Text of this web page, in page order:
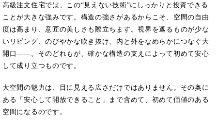
高級注文住宅では、この“見えない技術”にしっかりと投資できる
ことが大きな強みです。構造の強さがあるからこそ、空間の自由
度は高まり、意匠の美しさも際立ちます。視界を遮るものが少な
いリビング、のびやかな吹き抜け、内と外をなめらかにつなぐ大
開口――。そのどれもが、確かな構造の支えによって初めて安心
して成り立つものです。
大空間の魅力は、目に見える広さだけではありません。その奥に
ある「安心して開放できること」まで含めて、初めて価値のある
空間になるのです。